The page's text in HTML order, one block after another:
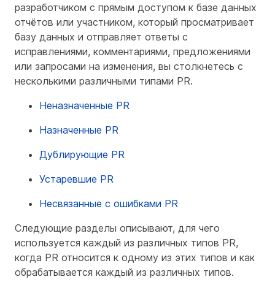
разработчиком с прямым доступом к базе данных
отчётов или участником, который просматривает
базу данных и отправляет ответы с
исправлениями, комментариями, предложениями
или запросами на изменения, вы столкнетесь с
несколькими различными типами PR.
Неназначенные PR
Назначенные PR
Дублирующие PR
Устаревшие PR
Несвязанные с ошибками PR
Следующие разделы описывают, для чего
используется каждый из различных типов PR,
когда PR относится к одному из этих типов и как
обрабатывается каждый из различных типов.